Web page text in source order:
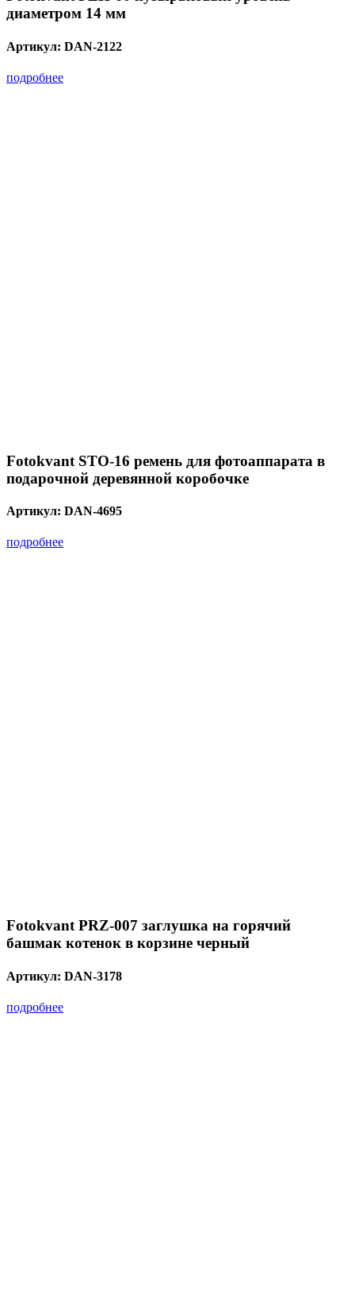
диаметром 14 мм
Артикул: DAN-2122
подробнее
Fotokvant STO-16 ремень для фотоаппарата в
подарочной деревянной коробочке
Артикул: DAN-4695
подробнее
Fotokvant PRZ-007 заглушка на горячий
башмак котенок в корзине черный
Артикул: DAN-3178
подробнее